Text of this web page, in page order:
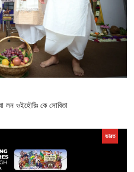
লন ওইহৌরিঃ কে সোবিতা
ভারত